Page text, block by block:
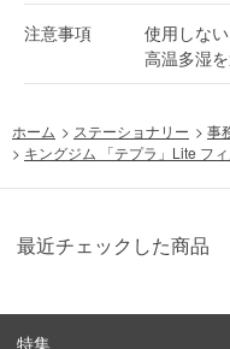
注意事項
使用しな
高温多湿
ホーム > ステーショナリー > 事
> キングジム 「テプラ」Lite フ
最近チェックした商品
特集